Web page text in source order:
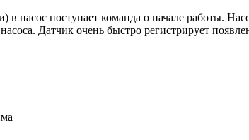
насос поступает команда о начале работы.
Датчик очень быстро регистрирует